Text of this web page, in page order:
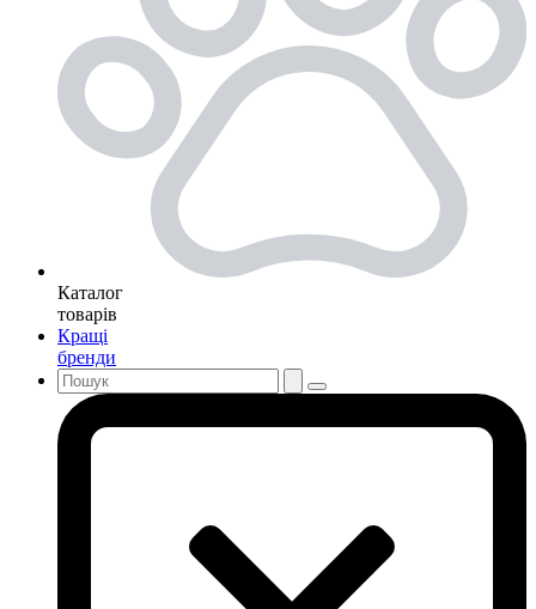
Каталог
товарів
Кращі
бренди